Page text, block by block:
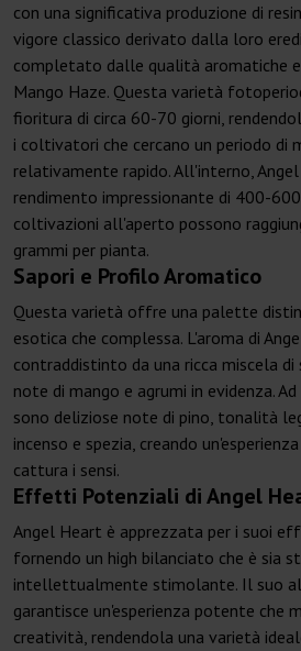
con una significativa produzione di
vigore classico derivato dalla loro
completato dalle qualità aromatiche
Mango Haze. Questa varietà
fioritura di circa 60-70 giorni,
i coltivatori che cercano un periodo di
relativamente rapido. All'interno,
rendimento impressionante di 400-
coltivazioni all'aperto possono
grammi per pianta.
Sapori e Profilo Aromatico
Questa varietà offre una palette
esotica che complessa. L'aroma di
contraddistinto da una ricca miscela
note di mango e agrumi in evidenza.
sono deliziose note di pino, tonalità
incenso e spezia, creando
cattura i sensi.
Effetti Potenziali di Angel
Angel Heart è apprezzata per i suoi
fornendo un high bilanciato che è sia
intellettualmente stimolante. Il suo
garantisce un'esperienza potente che
creatività, rendendola una varietà